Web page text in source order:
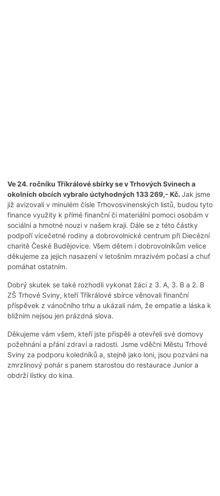
Ve 24. ročníku Tříkrálové sbírky se v Trhových Svinech a
okolních obcích vybralo úctyhodných 133 269,- Kč. Jak jsme
již avizovali v minulém čísle Trhovosvinenských listů, budou tyto
finance využity k přímé finanční či materiální pomoci osobám v
sociální a hmotné nouzi v našem kraji. Dále se z této částky
podpoří vícečetné rodiny a dobrovolnické centrum při Diecézní
charitě České Budějovice. Všem dětem i dobrovolníkům velice
děkujeme za jejich nasazení v letošním mrazivém počasí a chuť
pomáhat ostatním.
Dobrý skutek se také rozhodli vykonat žáci z 3. A, 3. B a 2. B
ZŠ Trhové Sviny, kteří Tříkrálové sbírce věnovali finanční
příspěvek z vánočního trhu a ukázali nám, že empatie a láska k
bližním nejsou jen prázdná slova.
Děkujeme vám všem, kteří jste přispěli a otevřeli své domovy
požehnání a přání zdraví a radosti. Jsme vděčni Městu Trhové
Sviny za podporu koledníků a, stejně jako loni, jsou pozváni na
zmrzlinový pohár s panem starostou do restaurace Junior a
obdrží lístky do kina.